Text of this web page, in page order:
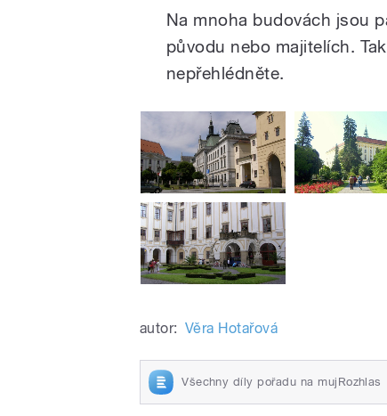
Na mnoha budovách jsou
původu nebo majitelích.
nepřehlédněte.
autor: Věra Hotařová
Všechny díly pořadu na mujRozhlas